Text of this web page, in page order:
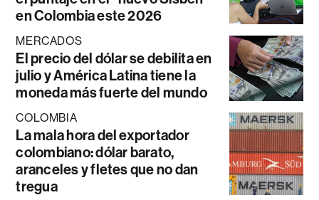
en Colombia este 2026
MERCADOS
El precio del dólar se debilita en
julio y América Latina tiene la
moneda más fuerte del mundo
COLOMBIA
La mala hora del exportador
colombiano: dólar barato,
aranceles y fletes que no dan
tregua